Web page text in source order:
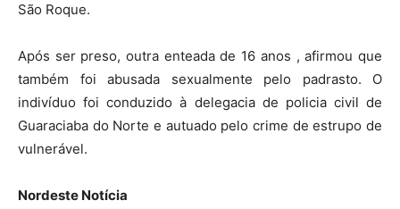
São Roque.
Após ser preso, outra enteada de 16 anos , afirmou que
também foi abusada sexualmente pelo padrasto. O
indivíduo foi conduzido à delegacia de policia civil de
Guaraciaba do Norte e autuado pelo crime de estrupo de
vulnerável.
Nordeste Notícia